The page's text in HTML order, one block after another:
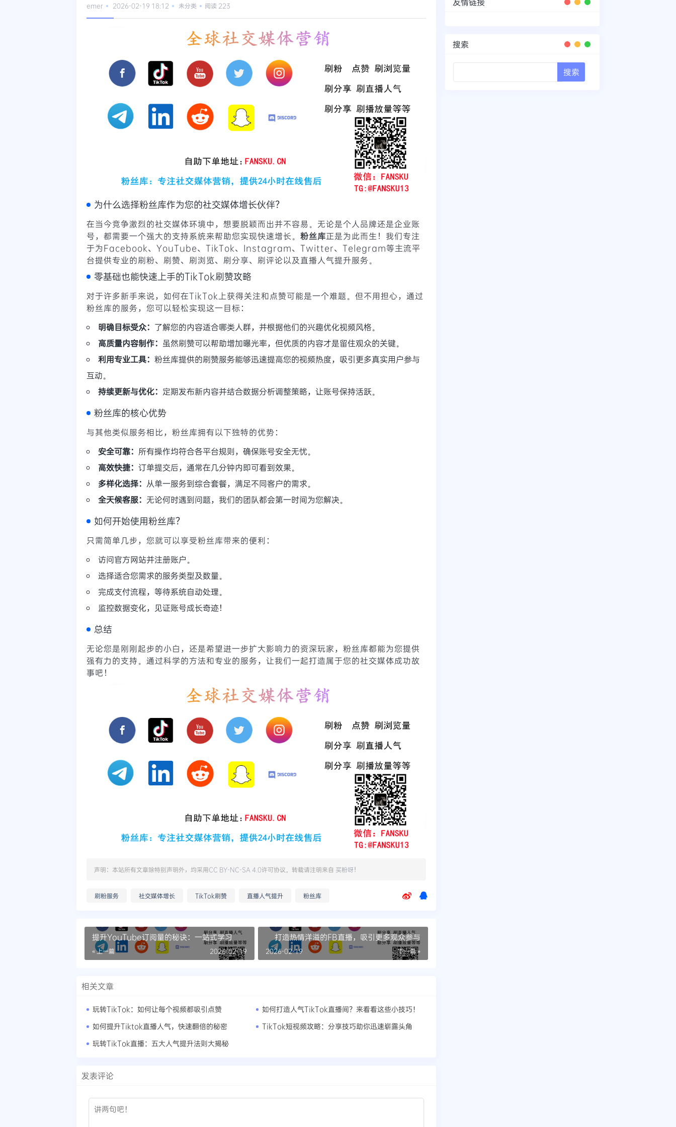
emer 2026-02-19 18:12 未分类 阅读 223
为什么选择粉丝库作为您的社交媒体增长伙伴？
在当今竞争激烈的社交媒体环境中，想要脱颖而出并不容易。无论是个人品牌还是企业账
号，都需要一个强大的支持系统来帮助您实现快速增长。 粉丝库正是为此而生！我们专注
于为Facebook、YouTube、TikTok、Instagram、Twitter、Telegram等主流平
台提供专业的刷粉、刷赞、刷浏览、刷分享、刷评论以及直播人气提升服务。
零基础也能快速上手的TikTok刷赞攻略
对于许多新手来说，如何在TikTok上获得关注和点赞可能是一个难题。但不用担心，通过
粉丝库的服务，您可以轻松实现这一目标：
明确目标受众： 了解您的内容适合哪类人群，并根据他们的兴趣优化视频风格。
高质量内容制作： 虽然刷赞可以帮助增加曝光率，但优质的内容才是留住观众的关键。
利用专业工具： 粉丝库提供的刷赞服务能够迅速提高您的视频热度，吸引更多真实用户参与
互动。
持续更新与优化： 定期发布新内容并结合数据分析调整策略，让账号保持活跃。
粉丝库的核心优势
与其他类似服务相比，粉丝库拥有以下独特的优势：
安全可靠： 所有操作均符合各平台规则，确保账号安全无忧。
高效快捷： 订单提交后，通常在几分钟内即可看到效果。
多样化选择： 从单一服务到综合套餐，满足不同客户的需求。
全天候客服： 无论何时遇到问题，我们的团队都会第一时间为您解决。
如何开始使用粉丝库？
只需简单几步，您就可以享受粉丝库带来的便利：
访问官方网站并注册账户。
选择适合您需求的服务类型及数量。
完成支付流程，等待系统自动处理。
监控数据变化，见证账号成长奇迹！
总结
无论您是刚刚起步的小白，还是希望进一步扩大影响力的资深玩家，粉丝库都能为您提供
强有力的支持。通过科学的方法和专业的服务，让我们一起打造属于您的社交媒体成功故
事吧！
声明：本站所有文章除特别声明外，均采用CC BY-NC-SA 4.0许可协议。转载请注明来自 买粉呀！
刷粉服务 社交媒体增长 TikTok刷赞 直播人气提升 粉丝库
提升YouTube订阅量的秘诀：一站式学习
« 上一篇 2026-02-19
打造热情洋溢的FB直播，吸引更多观众参与
下一篇 »
2026-02-19
相关文章
玩转TikTok：如何让每个视频都吸引点赞
如何打造人气TikTok直播间？来看看这些小技巧！
如何提升Tiktok直播人气，快速翻倍的秘密
TikTok短视频攻略：分享技巧助你迅速崭露头角
玩转TikTok直播：五大人气提升法则大揭秘
发表评论
搜索